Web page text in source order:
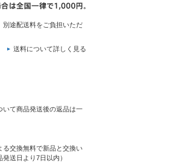
別途配送料をご負担いただ
送料について詳しく見る
いて商品発送後の返品は一
る交換無料で新品と交換い
送日より7日以内）